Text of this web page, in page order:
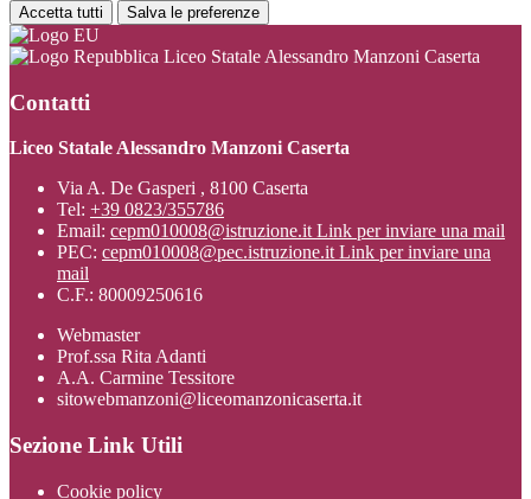
Accetta tutti Salva le preferenze
Liceo Statale Alessandro Manzoni Caserta
Contatti
Liceo Statale Alessandro Manzoni Caserta
Via A. De Gasperi , 8100 Caserta
Tel: +39 0823/355786
Email: cepm010008@istruzione.it Link per inviare una mail
PEC: cepm010008@pec.istruzione.it Link per inviare una
mail
C.F.: 80009250616
Webmaster
Prof.ssa Rita Adanti
A.A. Carmine Tessitore
sitowebmanzoni@liceomanzonicaserta.it
Sezione Link Utili
Cookie policy